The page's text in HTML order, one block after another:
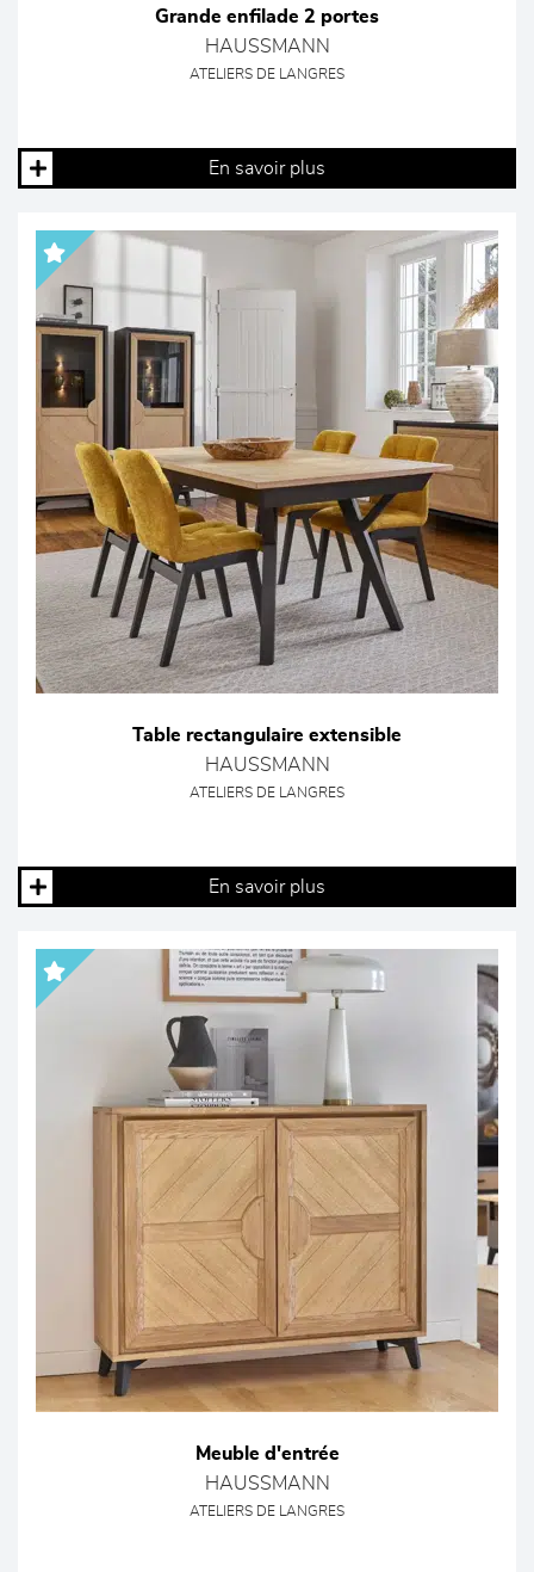
Grande enfilade 2 portes
HAUSSMANN
ATELIERS DE LANGRES
En savoir plus
Table rectangulaire extensible
HAUSSMANN
ATELIERS DE LANGRES
En savoir plus
Meuble d'entrée
HAUSSMANN
ATELIERS DE LANGRES